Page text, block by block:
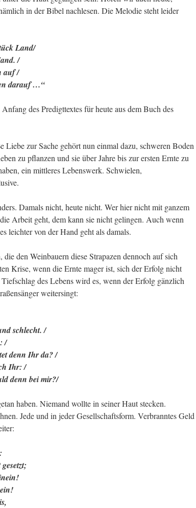
in der Bibel nachlesen. Die Melodie steht leider
Land/
/
auf /
darauf …“
des Predigttextes für heute aus dem Buch des
Liebe zur Sache gehört nun einmal dazu, schweren Boden
zu pflanzen und sie über Jahre bis zur ersten Ernte zu
ein mittleres Lebenswerk. Schwielen,
Damals nicht, heute nicht. Wer hier nicht mit ganzem
Arbeit geht, dem kann sie nicht gelingen. Auch wenn
leichter von der Hand geht als damals.
den Weinbauern diese Strapazen dennoch auf sich
Krise, wenn die Ernte mager ist, sich der Erfolg nicht
des Lebens wird es, wenn der Erfolg gänzlich
weitersingt:
schlecht. /
/
denn Ihr da? /
Ihr: /
denn bei mir?/
haben. Niemand wollte in seiner Haut stecken.
Jede und in jeder Gesellschaftsform. Verbranntes Geld